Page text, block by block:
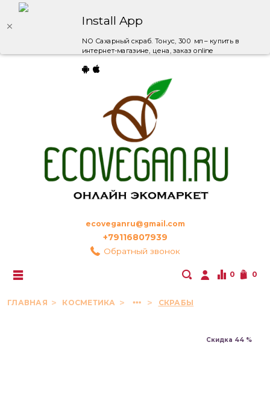
Install App
NO Сахарный скраб. Тонус, 300 мл – купить в
интернет-магазине, цена, заказ online
ecoveganru@gmail.com
+79116807939
Обратный звонок
0 0
ГЛАВНАЯ КОСМЕТИКА СКРАБЫ
Скидка 44 %